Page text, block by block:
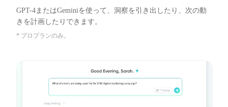
GPT-4またはGeminiを使って、洞察を引き出したり、次の動
きを計画したりできます。
* プロプランのみ。